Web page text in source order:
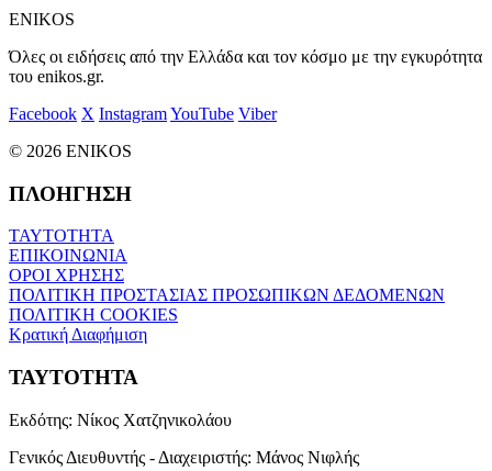
ENIKOS
Όλες οι ειδήσεις από την Ελλάδα και τον κόσμο με την εγκυρότητα
του enikos.gr.
Facebook X InstagramYouTube Viber
© 2026 ENIKOS
ΠΛΟΗΓΗΣΗ
ΤΑΥΤΟΤΗΤΑ
ΕΠΙΚΟΙΝΩΝΙΑ
ΟΡΟΙ ΧΡΗΣΗΣ
ΠΟΛΙΤΙΚΗ ΠΡΟΣΤΑΣΙΑΣ ΠΡΟΣΩΠΙΚΩΝ ΔΕΔΟΜΕΝΩΝ
ΠΟΛΙΤΙΚΗ COOKIES
Κρατική Διαφήμιση
ΤΑΥΤΟΤΗΤΑ
Εκδότης: Νίκος Χατζηνικολάου
Γενικός Διευθυντής - Διαχειριστής: Μάνος Νιφλής